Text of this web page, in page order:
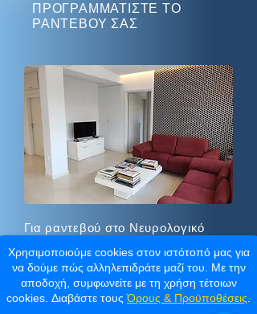
Χρησιμοποιούμε cookies στον ιστότοπό μας για
να δούμε πώς αλληλεπιδράτε μαζί του. Με την
αποδοχή, συμφωνείτε με τη χρήση τέτοιων
cookies. Διαβάστε τουςΌρους & Προϋποθέσεις
ΠΡΟΓΡΑΜΜΑΤΙΣΤΕ ΤΟ
ΡΑΝΤΕΒΟΥ ΣΑΣ
Για ραντεβού στο Νευρολογικό
Χίλτον 116 34 - Αθήνα 4ος Όροφος
μπορείτε να καλέσετε την
Γραμματεία στα τηλ.:
210 729 3431 -210 724 1956